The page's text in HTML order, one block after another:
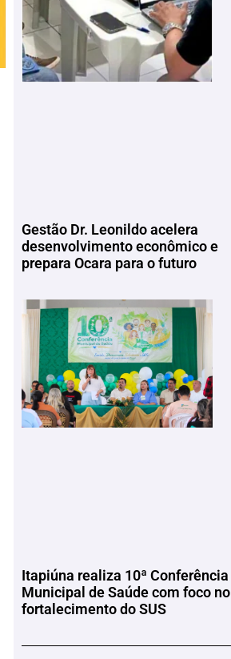
Gestão Dr. Leonildo acelera
desenvolvimento econômico e
prepara Ocara para o futuro
Itapiúna realiza 10ª Conferência
Municipal de Saúde com foco no
fortalecimento do SUS